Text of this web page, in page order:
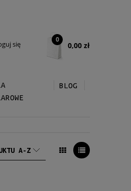
0,00 zł
0
się
BLOG
A-Z